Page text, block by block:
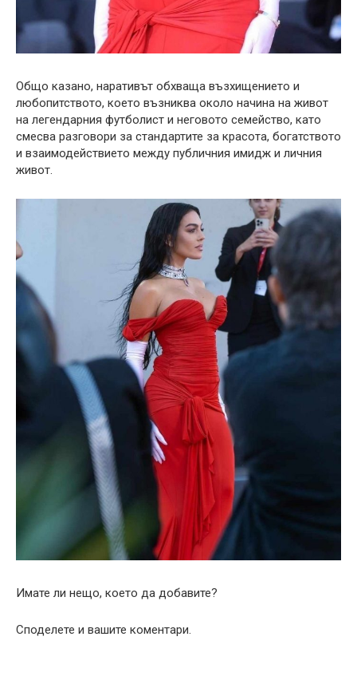
Общо казано, наративът обхваща възхищението и
любопитството, което възниква около начина на живот
на легендарния футболист и неговото семейство, като
смесва разговори за стандартите за красота, богатството
и взаимодействието между публичния имидж и личния
живот.
Имате ли нещо, което да добавите?
Споделете и вашите коментари.